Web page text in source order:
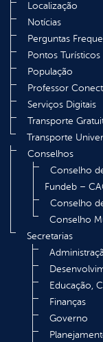
Localização
Notícias
Perguntas
Pontos Turísticos
População
Professor
Serviços Digitais
Transporte
Transporte
Conselhos
Conselho
Fundeb –
Conselho
Conselho
Secretarias
Educação,
Finanças
Governo